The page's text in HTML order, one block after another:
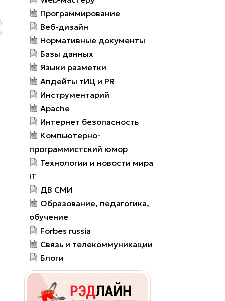
Программирование
Веб-дизайн
Нормативные документы
Базы данных
Языки разметки
Апдейты тИЦ и PR
Инструментарий
Apache
Интернет безопасность
Компьютерно-
программистский юмор
Технологии и новости мира
IT
ДВ СМИ
Образование, педагогика,
обучение
Forbes russia
Связь и телекоммуникации
Блоги